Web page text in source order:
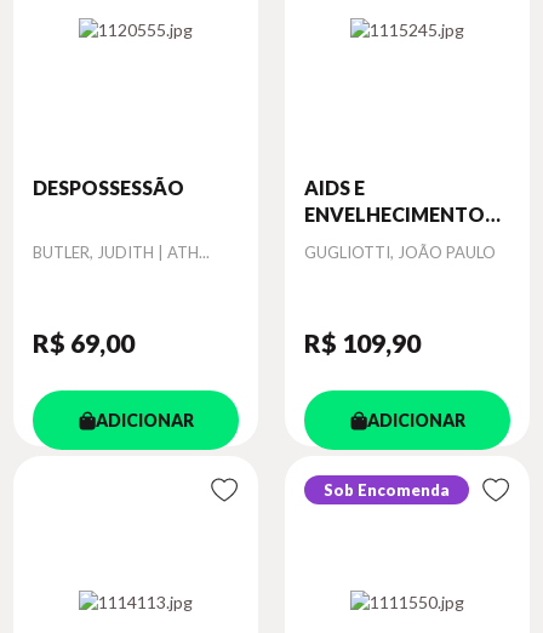
DESPOSSESSÃO
Autor
BUTLER, JUDITH | ATH...
R$ 69,00
ADICIONAR
AIDS E
ENVELHECIMENTO
HOM...
Autor
GUGLIOTTI, JOÃO PAULO
R$ 109,90
ADICIONAR
Sob Encomenda